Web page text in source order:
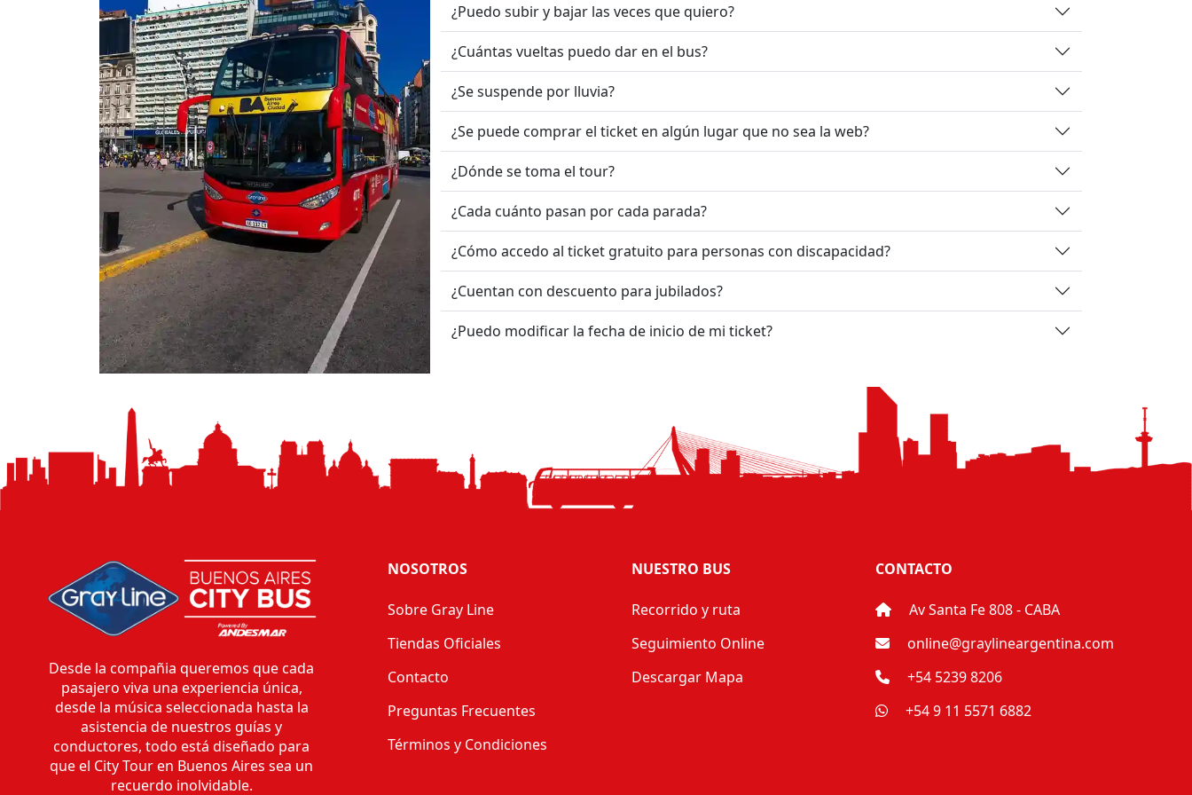
¿Puedo subir y bajar las veces que quiero?
¿Cuántas vueltas puedo dar en el bus?
¿Se suspende por lluvia?
¿Se puede comprar el ticket en algún lugar que no sea la web?
¿Dónde se toma el tour?
¿Cada cuánto pasan por cada parada?
¿Cómo accedo al ticket gratuito para personas con discapacidad?
¿Cuentan con descuento para jubilados?
¿Puedo modificar la fecha de inicio de mi ticket?
Desde la compañia queremos que cada
pasajero viva una experiencia única,
desde la música seleccionada hasta la
asistencia de nuestros guías y
conductores, todo está diseñado para
que el City Tour en Buenos Aires sea un
recuerdo inolvidable.
NOSOTROS
Sobre Gray Line
Tiendas Oficiales
Contacto
Preguntas Frecuentes
Términos y Condiciones
NUESTRO BUS
Recorrido y ruta
Seguimiento Online
Descargar Mapa
CONTACTO
Av Santa Fe 808 - CABA
online@graylineargentina.com
+54 5239 8206
+54 9 11 5571 6882